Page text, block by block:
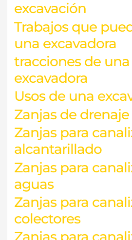
excavación
Trabajos que
una excavadora
tracciones de una
excavadora
Usos de una
Zanjas de drenaje
Zanjas para
alcantarillado
Zanjas para
aguas
Zanjas para
colectores